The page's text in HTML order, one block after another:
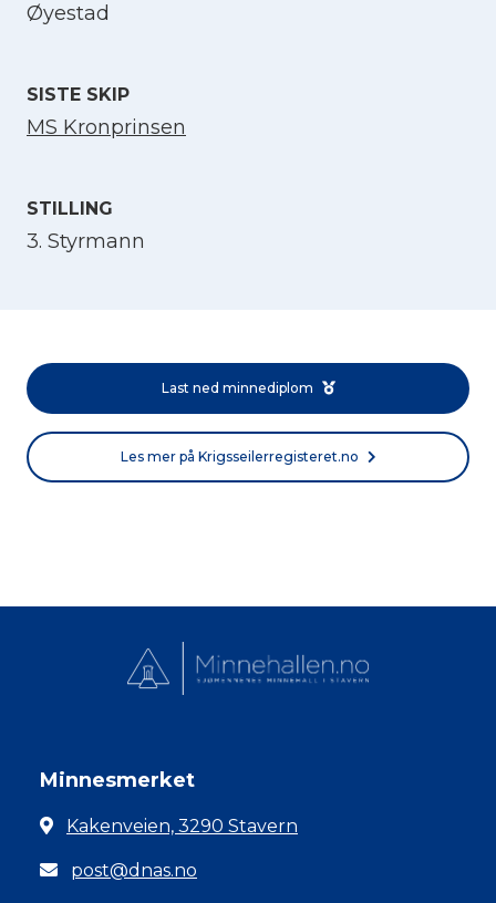
Øyestad
SISTE SKIP
MS Kronprinsen
STILLING
3. Styrmann
Last ned minnediplom
Les mer på Krigsseilerregisteret.no
Minnesmerket
Kakenveien, 3290 Stavern
post@dnas.no
Norsk bokmål